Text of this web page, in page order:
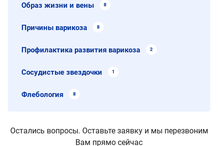
Образ жизни и вены 8
Причины варикоза 8
Профилактика развития варикоза 2
Сосудистые звездочки 1
Флебология 8
Остались вопросы. Оставьте заявку и мы перезвоним
Вам прямо сейчас